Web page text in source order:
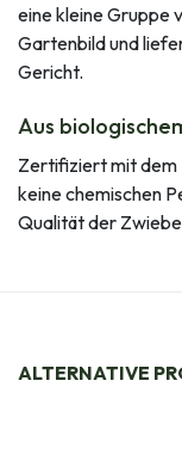
eine kleine Gruppe
Gartenbild und
Gericht.
Aus
Zertifiziert mit dem
keine chemischen
Qualität der
ALTERNATIVE